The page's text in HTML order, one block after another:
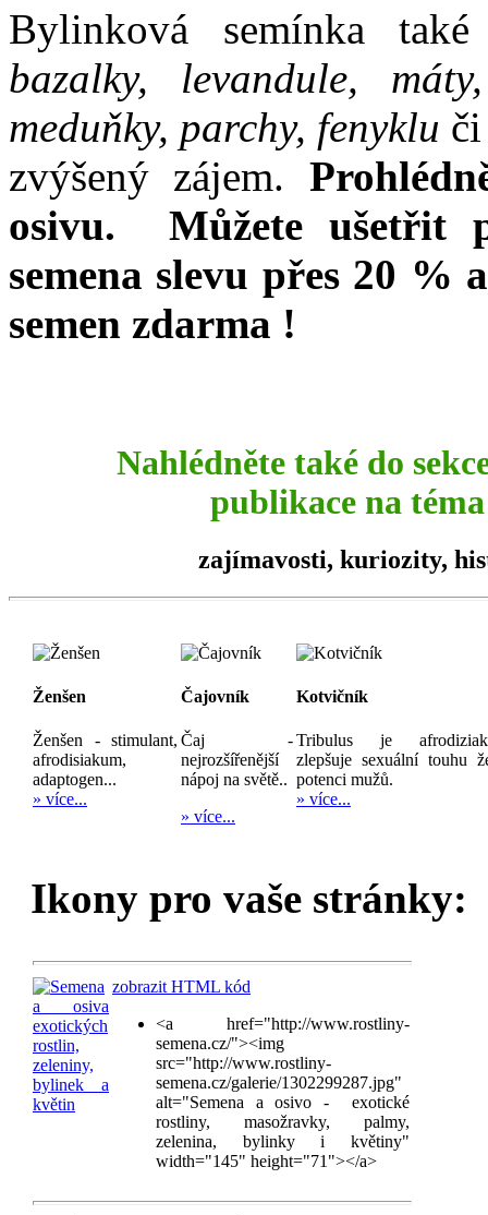
Bylinková semínka
bazalky, levandule,
meduňky, parchy, fenyklu
zvýšený zájem.
osivu. Můžete ušetřit
semena slevu přes 20 %
semen zdarma !
Nahlédněte také do
publikace na
zajímavosti, kuriozity,
Ženšen
Ženšen - stimulant,
afrodisiakum,
adaptogen...
» více...
Čajovník
Čaj -
nejrozšířenější
nápoj na světě..
» více...
Kotvičník
Tribulus je
zlepšuje sexuální touhu
potenci mužů.
» více...
Ikony pro vaše stránky:
zobrazit HTML kód
<a href="http://www.rostliny-
semena.cz/"><img
src="http://www.rostliny-
semena.cz/galerie/1302299287.jpg"
alt="Semena a osivo - exotické
rostliny, masožravky, palmy,
zelenina, bylinky i květiny"
width="145" height="71"></a>